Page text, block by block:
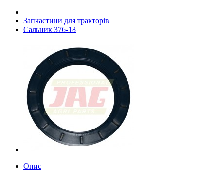
Запчастини для тракторів
Сальник 376-18
Опис